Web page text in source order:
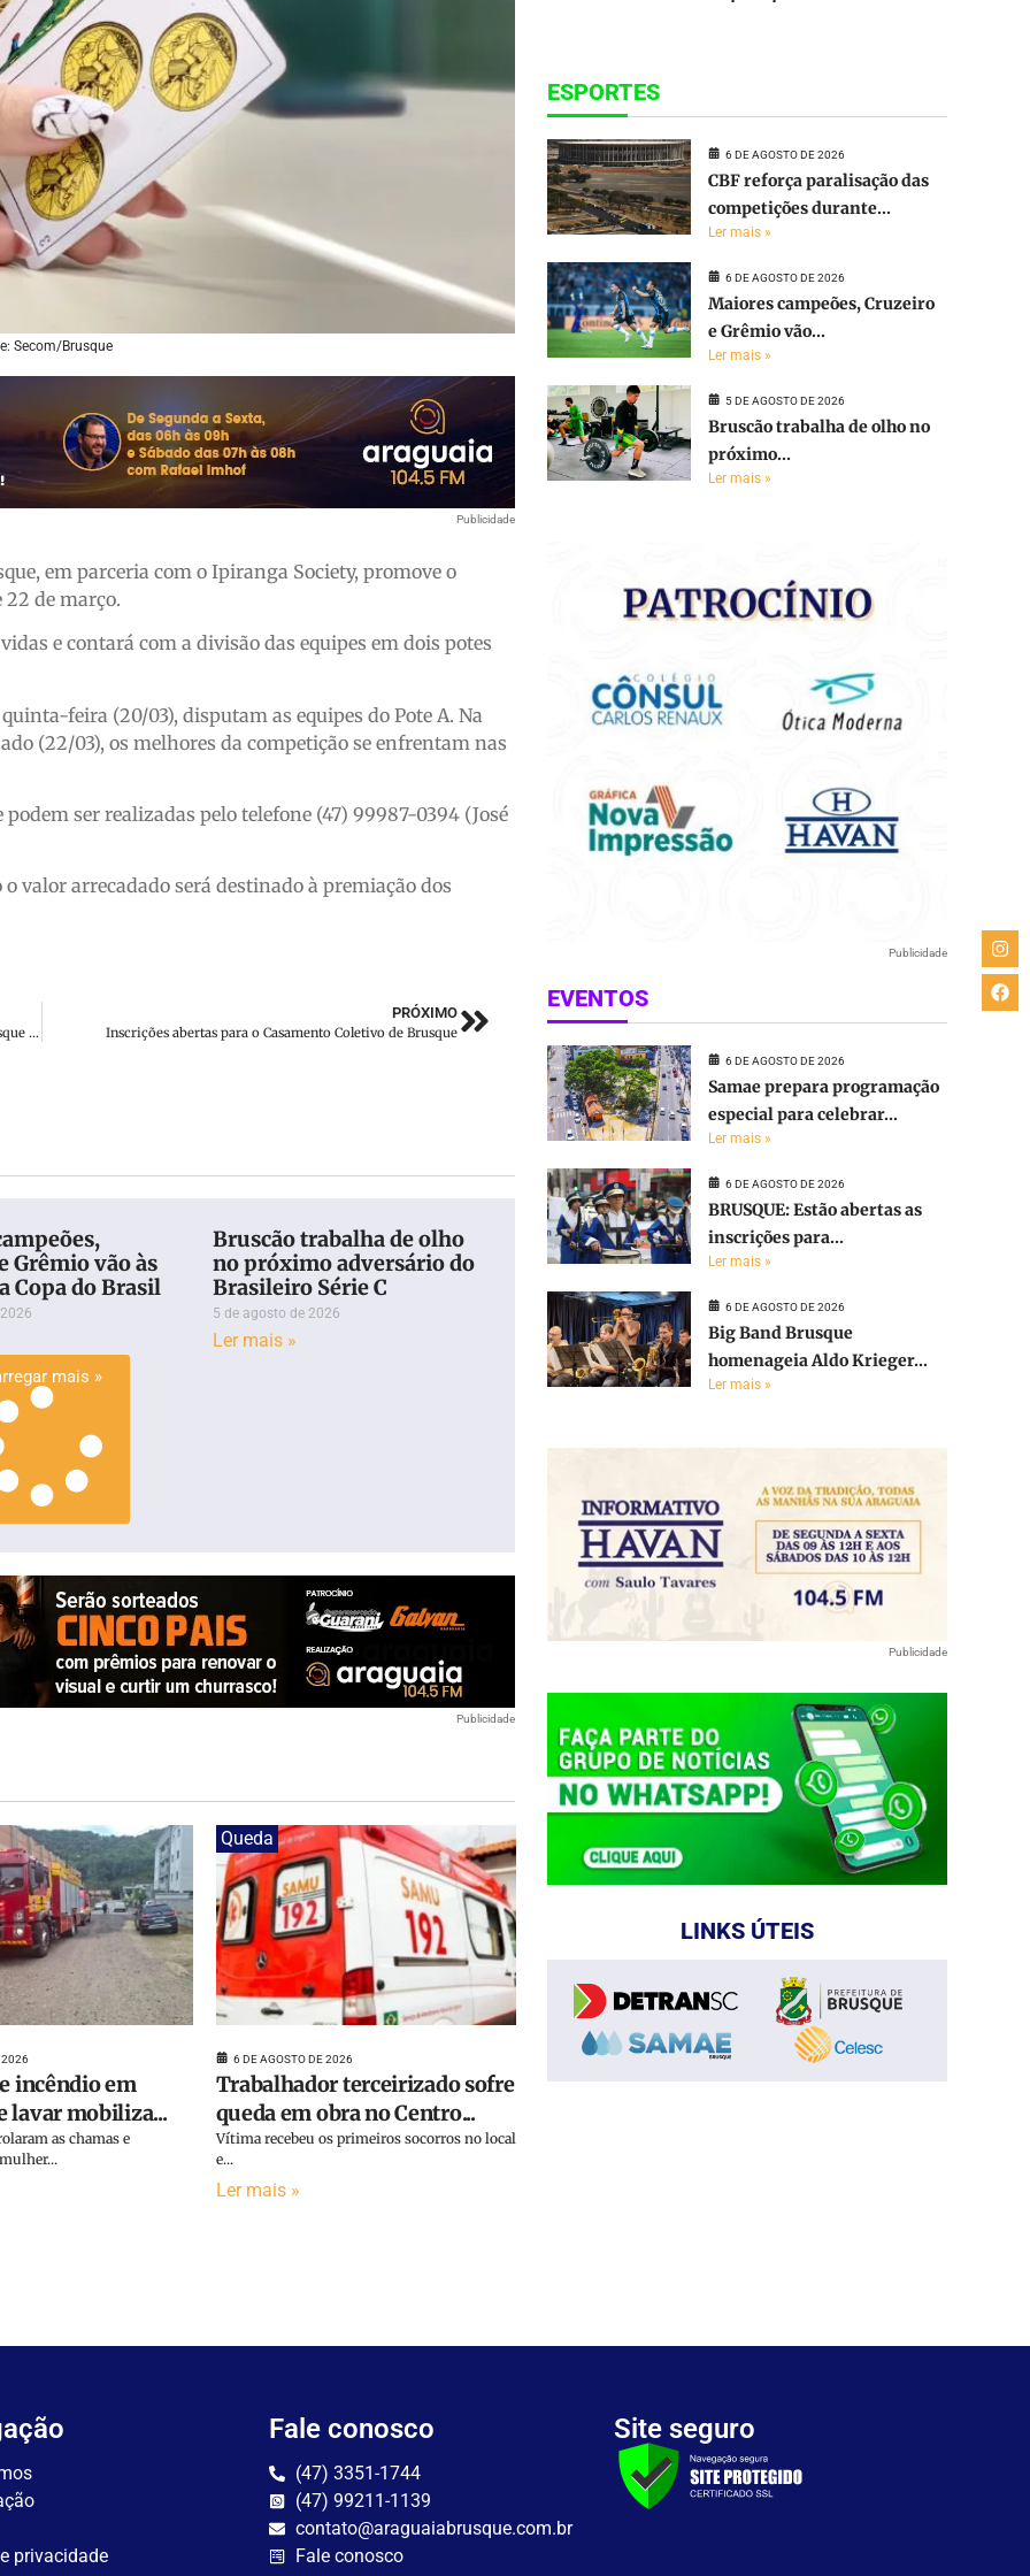
Secom/Brusque
Publicidade
em parceria com o Ipiranga Society, promove o
22 de março.
e contará com a divisão das equipes em dois potes
feira (20/03), disputam as equipes do Pote A. Na
(22/03), os melhores da competição se enfrentam nas
ser realizadas pelo telefone (47) 99987-0394 (José
valor arrecadado será destinado à premiação dos
Pedro Costa, o Pedrinho, é o novo gerente de futebol do Brusque FC
PRÓXIMO
Inscrições abertas para o Casamento Coletivo de Brusque
Grêmio vão às
Copa do Brasil
Bruscão trabalha de olho
no próximo adversário do
Brasileiro Série C
5 de agosto de 2026
Ler mais »
mais »
Publicidade
2026
incêndio em
lavar mobiliza...
as chamas e
Queda
6 DE AGOSTO DE 2026
Trabalhador terceirizado sofre
queda em obra no Centro...
Vítima recebeu os primeiros socorros no local
e...
Ler mais »
ESPORTES
6 DE AGOSTO DE 2026
CBF reforça paralisação das
competições durante...
Ler mais »
6 DE AGOSTO DE 2026
Maiores campeões, Cruzeiro
e Grêmio vão...
Ler mais »
5 DE AGOSTO DE 2026
Bruscão trabalha de olho no
próximo...
Ler mais »
Publicidade
EVENTOS
6 DE AGOSTO DE 2026
Samae prepara programação
especial para celebrar...
Ler mais »
6 DE AGOSTO DE 2026
BRUSQUE: Estão abertas as
inscrições para...
Ler mais »
6 DE AGOSTO DE 2026
Big Band Brusque
homenageia Aldo Krieger...
Ler mais »
Publicidade
LINKS ÚTEIS
privacidade
Fale conosco
(47) 3351-1744
(47) 99211-1139
contato@araguaiabrusque.com.br
Fale conosco
Site seguro